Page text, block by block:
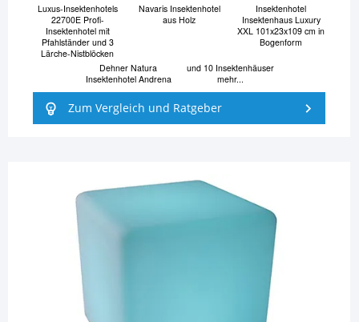
Luxus-Insektenhotels
22700E Profi-
Insektenhotel mit
Pfahlständer und 3
Lärche-Nistblöcken
Navaris Insektenhotel
aus Holz
Insektenhotel
Insektenhaus Luxury
XXL 101x23x109 cm in
Bogenform
Dehner Natura
Insektenhotel Andrena
und 10 Insektenhäuser
mehr...
Zum Vergleich und Ratgeber